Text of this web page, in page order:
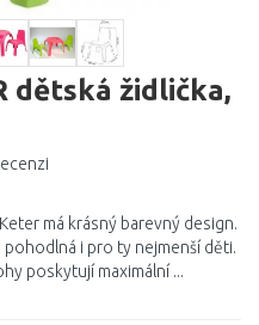
dětská židlička,
má krásný barevný design.
pohodlná i pro ty nejmenší děti.
poskytují maximální ...